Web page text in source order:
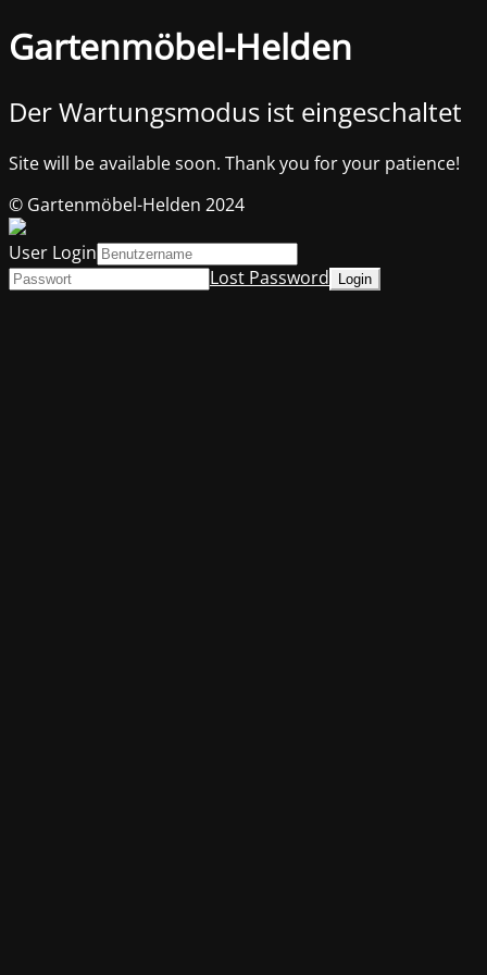
Gartenmöbel-Helden
Der Wartungsmodus ist eingeschaltet
Site will be available soon. Thank you for your patience!
© Gartenmöbel-Helden 2024
User Login
Lost Password